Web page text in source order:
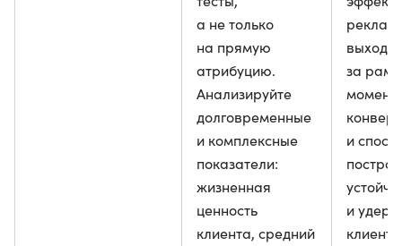
а не только
на прямую
атрибуцию.
Анализируйте
долговременные
и комплексные
показатели:
жизненная
ценность
клиента, средний
за
и
и